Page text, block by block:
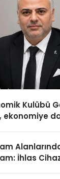
Kulübü
ekonomiye
İhlas